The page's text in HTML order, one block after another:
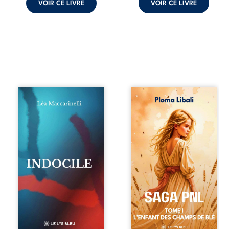
VOIR CE LIVRE VOIR CE LIVRE
Quatre parties.
Quatre refus.
Quatre visages
d’une existence en
friction. Entre les
silences qu’on ne
déchiffre pas, les
amours qu’on
dérange, les corps
qu’on administre
et les liens qu’on
sabote, cet
ouvrage parle à
vivent trop fort,
Autrefois, les
champs d’Atlantis
vibraient sous le
vent et les enfants
couraient dans les
blés. Puis la
couronne plia le
genou, livrant son
peuple à l’ombre
d’Ivorny. À Atove,
Luwel aurait pu
disparaître dans
les ruines de son
destin ; pourtant,
sous les pierres